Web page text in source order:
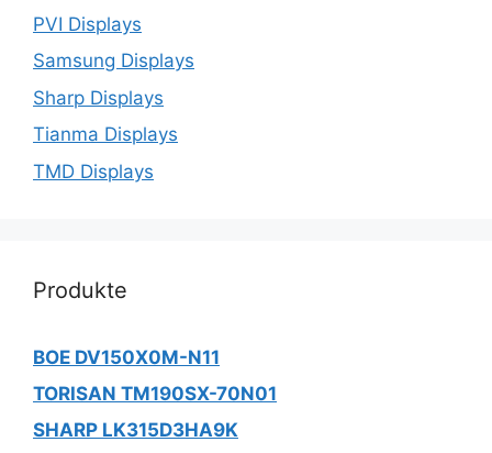
PVI Displays
Samsung Displays
Sharp Displays
Tianma Displays
TMD Displays
Produkte
BOE DV150X0M-N11
TORISAN TM190SX-70N01
SHARP LK315D3HA9K